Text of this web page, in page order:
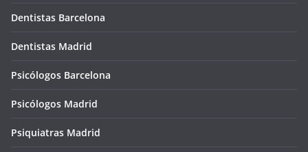
Dentistas Barcelona
Dentistas Madrid
Psicólogos Barcelona
Psicólogos Madrid
Psiquiatras Madrid